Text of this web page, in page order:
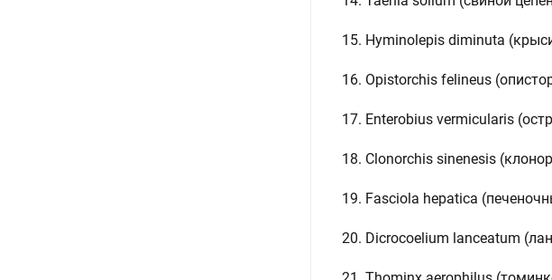
15. Hyminolepis diminuta
16. Opistorchis felineus
17. Enterobius vermicularis
18. Clonorchis sinenesis
19. Fasciola hepatica
20. Dicrocoelium lanceatum